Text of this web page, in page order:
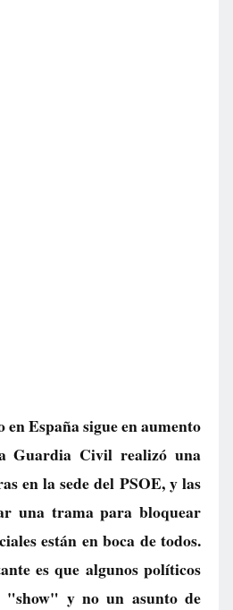
España sigue en aumento
Guardia Civil realizó una
en la sede del PSOE, y las
una trama para bloquear
están en boca de todos.
es que algunos políticos
"show" y no un asunto de